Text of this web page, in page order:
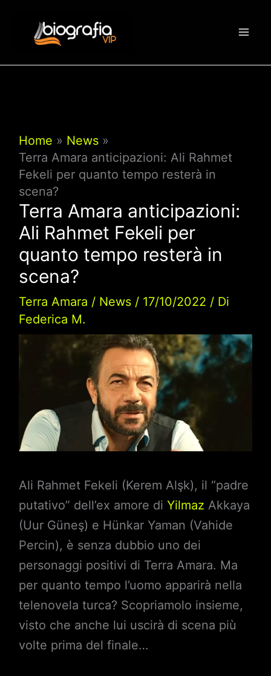
contenuto
Home
News
Terra Amara anticipazioni: Ali Rahmet
Fekeli per quanto tempo resterà in
scena?
Terra Amara anticipazioni:
Ali Rahmet Fekeli per
quanto tempo resterà in
scena?
Terra Amara / News/ 17/10/2022 / Di
Federica M.
Ali Rahmet Fekeli (Kerem Alşk), il “padre
putativo” dell’ex amore di Yilmaz Akkaya
(Uur Güneş) e Hünkar Yaman (Vahide
Percin), è senza dubbio uno dei
personaggi positivi di Terra Amara. Ma
per quanto tempo l’uomo apparirà nella
telenovela turca? Scopriamolo insieme,
visto che anche lui uscirà di scena più
volte prima del finale…